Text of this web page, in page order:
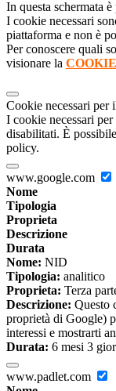
In questa schermata
I cookie necessari
piattaforma e non è
Per conoscere quali
visionare la
Cookie necessari per
I cookie necessari
disabilitati. È
policy.
www.google.com
Nome
Tipologia
Proprieta
Descrizione
Durata
Nome: NID
Tipologia: analitico
Proprieta: Terza
Descrizione: Questo
proprietà di Google)
interessi e mostrarti
Durata: 6 mesi 3
www.padlet.com